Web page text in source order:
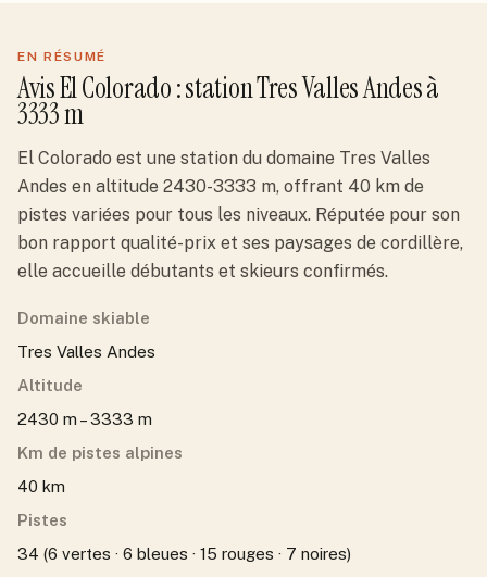
EN RÉSUMÉ
AvisEl Colorado: stationTres Valles Andesà
3333 m
El Colorado est une station du domaine Tres Valles
Andes en altitude 2430-3333 m, offrant 40 km de
pistes variées pour tous les niveaux. Réputée pour son
bon rapport qualité-prix et ses paysages de cordillère,
elle accueille débutants et skieurs confirmés.
Domaine skiable
Tres Valles Andes
Altitude
2430 m – 3333 m
Km de pistes alpines
40 km
Pistes
34 (6 vertes · 6 bleues · 15 rouges · 7 noires)